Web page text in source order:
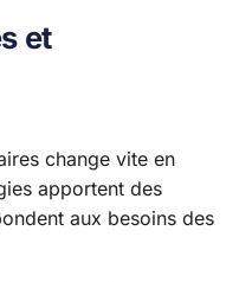
et
change vite en
apportent des
aux besoins des